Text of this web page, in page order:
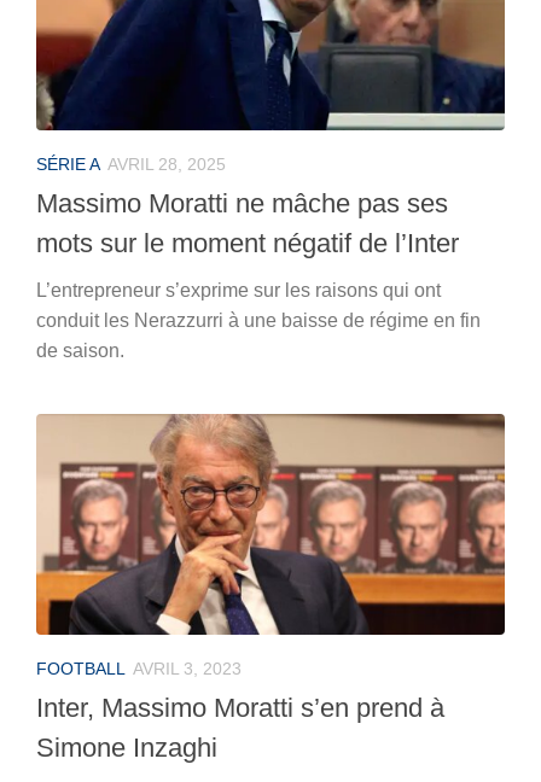
SÉRIE A AVRIL 28, 2025
Massimo Moratti ne mâche pas ses
mots sur le moment négatif de l’Inter
L’entrepreneur s’exprime sur les raisons qui ont
conduit les Nerazzurri à une baisse de régime en fin
de saison.
FOOTBALL AVRIL 3, 2023
Inter, Massimo Moratti s’en prend à
Simone Inzaghi